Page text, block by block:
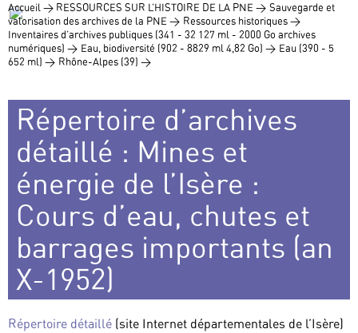
Accueil > RESSOURCES SUR L’HISTOIRE DE LA PNE > Sauvegarde et
valorisation des archives de la PNE > Ressources historiques >
Inventaires d’archives publiques (341 - 32 127 ml - 2000 Go archives
numériques) > Eau, biodiversité (902 - 8829 ml 4,82 Go) > Eau (390 - 5
652 ml) > Rhône-Alpes (39) >
Répertoire d’archives
détaillé : Mines et
énergie de l’Isère :
Cours d’eau, chutes et
barrages importants (an
X-1952)
Répertoire détaillé (site Internet départementales de l’Isère)